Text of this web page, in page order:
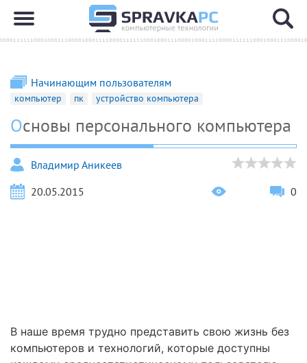
Начинающим пользователям
компьютер пк устройство компьютера
Основы персонального компьютера
Владимир Аникеев
20.05.2015
0
В наше время трудно представить свою жизнь без
компьютеров и технологий, которые доступны